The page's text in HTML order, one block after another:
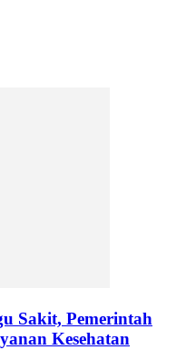
Sakit, Pemerintah
Kesehatan